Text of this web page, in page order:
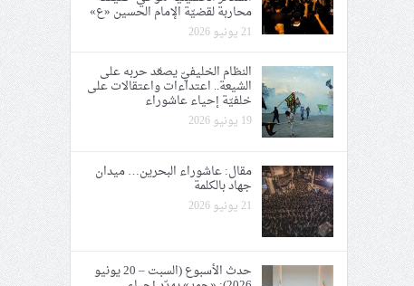
محاربة لقضيّة الإمام الحسين «ع»
21 يونيو 2026
النظام الخليفيّ يصعّد حربه على
الشيعة.. اعتداءات واعتقالات على
خلفيّة إحياء عاشوراء
19 يونيو 2026
مقال: عاشوراء البحرين… ميدان
جهاد بالكلمة
21 يونيو 2026
حدث الأسبوع (السبت – 20 يونيو